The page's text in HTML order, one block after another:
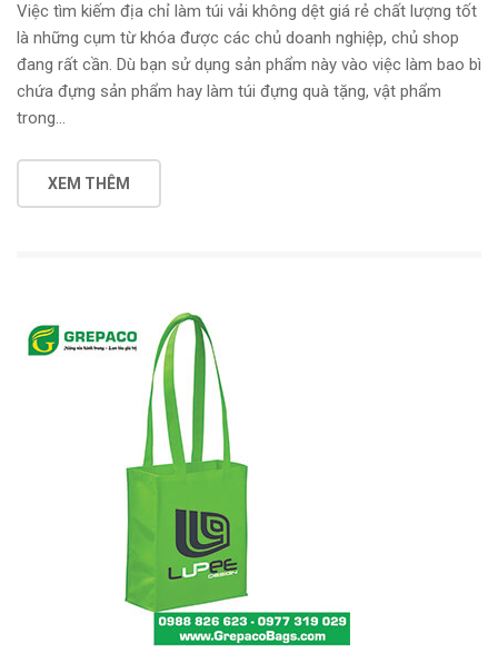
Việc tìm kiếm địa chỉ làm túi vải không dệt giá rẻ chất lượng tốt
là những cụm từ khóa được các chủ doanh nghiệp, chủ shop
đang rất cần. Dù bạn sử dụng sản phẩm này vào việc làm bao bì
chứa đựng sản phẩm hay làm túi đựng quà tặng, vật phẩm
trong…
XEM THÊM